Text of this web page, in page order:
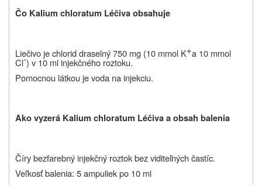
Čo Kalium chloratum Léčiva obsahuje
Liečivo je chlorid draselný 750 mg (10 mmol K+a 10 mmol
Cl-) v 10 ml injekčného roztoku.
Pomocnou látkou je voda na injekciu.
Ako vyzerá Kalium chloratum Léčiva a obsah balenia
Číry bezfarebný injekčný roztok bez viditeľných častíc.
Veľkosť balenia: 5 ampuliek po 10 ml